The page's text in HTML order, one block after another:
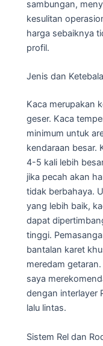
sambungan,
kesulitan
harga sebaiknya
profil.
Jenis dan
Kaca merupakan
geser. Kaca
minimum untuk
kendaraan besar.
4-5 kali lebih
jika pecah akan
tidak berbahaya.
yang lebih baik,
dapat
tinggi.
bantalan karet
meredam
saya
dengan interlayer
lalu lintas.
Sistem Rel dan